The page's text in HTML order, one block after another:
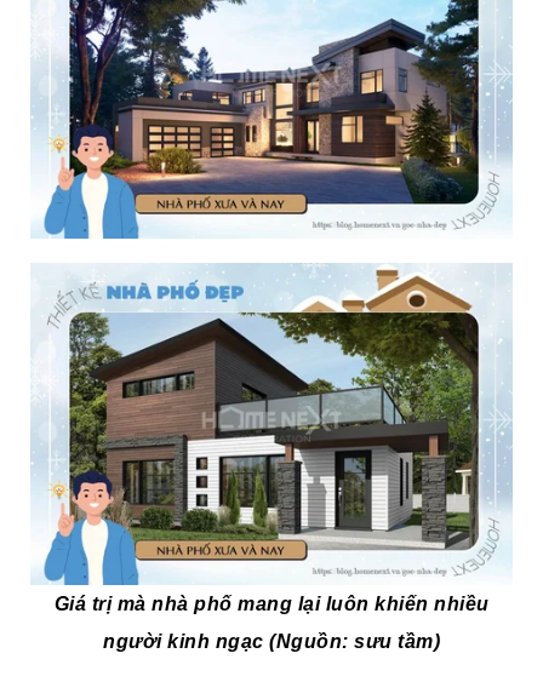
Giá trị mà nhà phố mang lại luôn khiến nhiều
người kinh ngạc (Nguồn: sưu tầm)